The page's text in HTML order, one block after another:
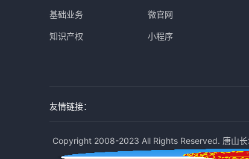
基础业务
知识产权
微官网
小程序
友情链接：
Copyright 2008-2023 All Rights Reserved. 唐山长